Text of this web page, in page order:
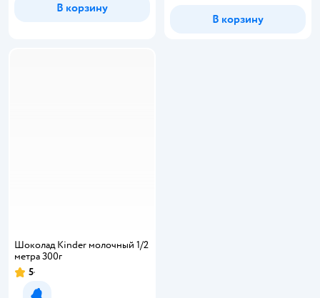
В корзину
В корзину
Шоколад Kinder молочный 1/2
метра 300г
5